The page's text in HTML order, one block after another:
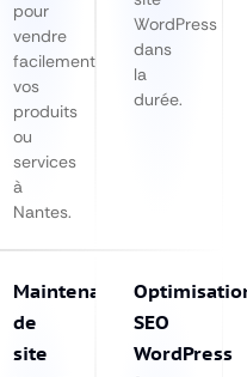
pour
vendre
facilement
vos
produits
ou
services
à
Nantes.
WordPress
dans
la
durée.
Maintenance
de
site
SEO
WordPress